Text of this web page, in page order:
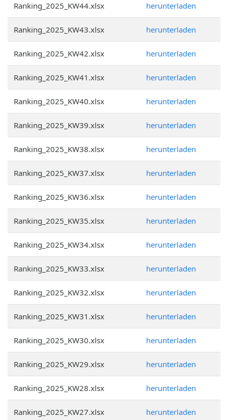
Ranking_2025_KW44.xlsx herunterladen
Ranking_2025_KW43.xlsx herunterladen
Ranking_2025_KW42.xlsx herunterladen
Ranking_2025_KW41.xlsx herunterladen
Ranking_2025_KW40.xlsx herunterladen
Ranking_2025_KW39.xlsx herunterladen
Ranking_2025_KW38.xlsx herunterladen
Ranking_2025_KW37.xlsx herunterladen
Ranking_2025_KW36.xlsx herunterladen
Ranking_2025_KW35.xlsx herunterladen
Ranking_2025_KW34.xlsx herunterladen
Ranking_2025_KW33.xlsx herunterladen
Ranking_2025_KW32.xlsx herunterladen
Ranking_2025_KW31.xlsx herunterladen
Ranking_2025_KW30.xlsx herunterladen
Ranking_2025_KW29.xlsx herunterladen
Ranking_2025_KW28.xlsx herunterladen
Ranking_2025_KW27.xlsx herunterladen